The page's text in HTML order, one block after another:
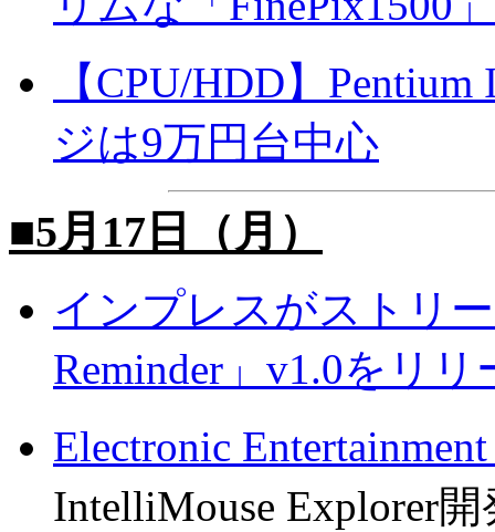
【CPU/HDD】
ジは9万円台中心
■5月17日（月）
インプレスがストリ
Reminder」v1.0をリリ
Electronic
IntelliMouse Explorer